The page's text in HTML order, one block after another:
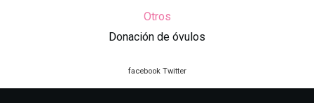
Otros
Donación de óvulos
facebook Twitter